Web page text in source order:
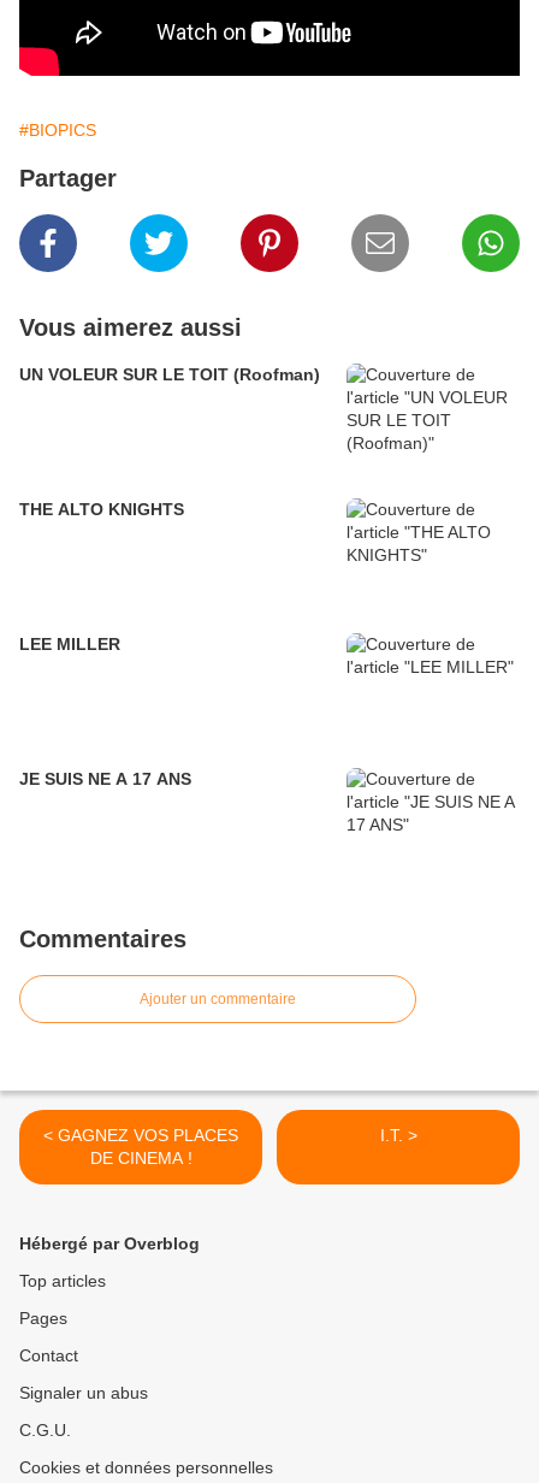
#BIOPICS
Partager
Vous aimerez aussi
UN VOLEUR SUR LE TOIT (Roofman)
THE ALTO KNIGHTS
LEE MILLER
JE SUIS NE A 17 ANS
Commentaires
Ajouter un commentaire
< GAGNEZ VOS PLACES
DE CINEMA !
I.T. >
Hébergé par Overblog
Top articles
Pages
Contact
Signaler un abus
C.G.U.
Cookies et données personnelles